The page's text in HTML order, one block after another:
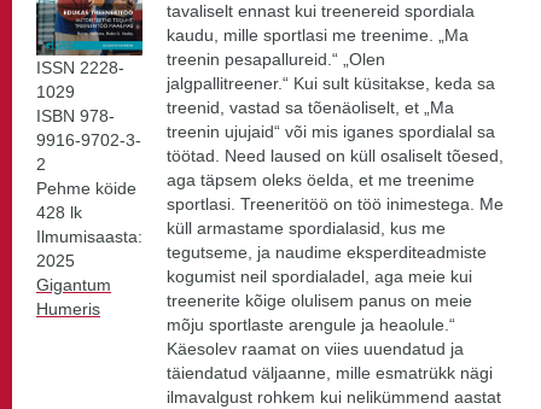
ISSN 2228-
1029
ISBN 978-
9916-9702-3-
2
Pehme köide
428 lk
Ilmumisaasta:
2025
Gigantum
Humeris
tavaliselt ennast kui treenereid spordiala
kaudu, mille sportlasi me treenime. „Ma
treenin pesapallureid.“ „Olen
jalgpallitreener.“ Kui sult küsitakse, keda sa
treenid, vastad sa tõenäoliselt, et „Ma
treenin ujujaid“ või mis iganes spordialal sa
töötad. Need laused on küll osaliselt tõesed,
aga täpsem oleks öelda, et me treenime
sportlasi. Treeneritöö on töö inimestega. Me
küll armastame spordialasid, kus me
tegutseme, ja naudime eksperditeadmiste
kogumist neil spordialadel, aga meie kui
treenerite kõige olulisem panus on meie
mõju sportlaste arengule ja heaolule.“
Käesolev raamat on viies uuendatud ja
täiendatud väljaanne, mille esmatrükk nägi
ilmavalgust rohkem kui nelikümmend aastat